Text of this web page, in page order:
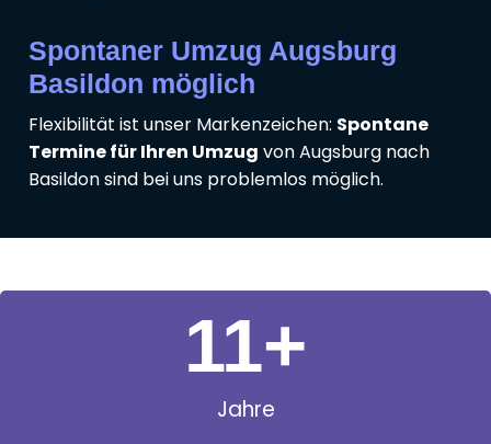
Spontaner Umzug Augsburg
Basildon möglich
Flexibilität ist unser Markenzeichen: Spontane
Termine für Ihren Umzug von Augsburg nach
Basildon sind bei uns problemlos möglich.
Jahre
11+